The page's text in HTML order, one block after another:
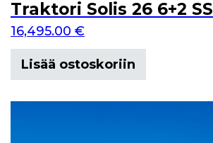
Traktori Solis 26 6+2 SS
16,495.00 €
Lisää ostoskoriin